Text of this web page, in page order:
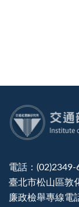
電話：
臺北市松山區敦
廉政檢舉專線電